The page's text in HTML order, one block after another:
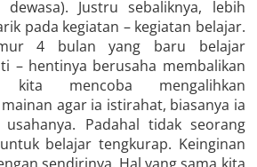
Justru sebaliknya, lebih
pada kegiatan – kegiatan belajar.
4 bulan yang baru belajar
– hentinya berusaha membalikan
kita mencoba mengalihkan
agar ia istirahat, biasanya ia
Padahal tidak seorang
belajar tengkurap. Keinginan